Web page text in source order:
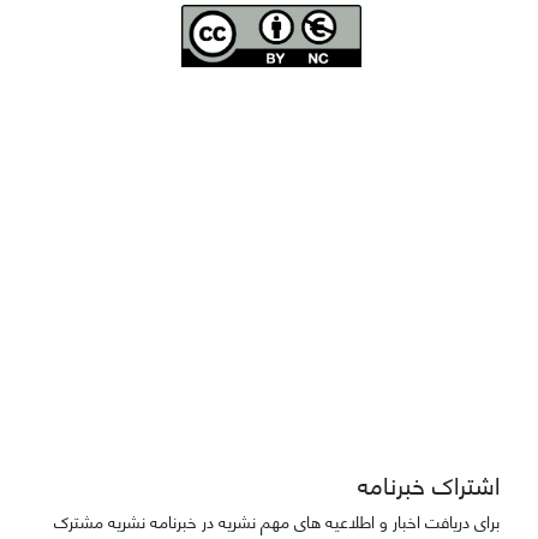
اشتراک خبرنامه
برای دریافت اخبار و اطلاعیه های مهم نشریه در خبرنامه نشریه مشترک